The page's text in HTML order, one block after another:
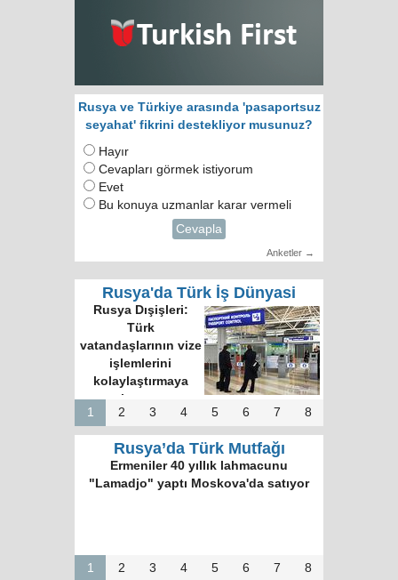
Rusya ve Türkiye arasında 'pasaportsuz
seyahat' fikrini destekliyor musunuz?
Hayır
Cevapları görmek istiyorum
Evet
Bu konuya uzmanlar karar vermeli
Cevapla
Anketler →
Rusya'da Türk İş Dünyasi
Rusya Dışişleri:
Türk
vatandaşlarının vize
işlemlerini
kolaylaştırmaya
hazırız
1
2 3 4 5 6 7 8
Rusya’da Türk Mutfağı
Ermeniler 40 yıllık lahmacunu
"Lamadjo" yaptı Moskova'da satıyor
1 2 3 4 5 6 7 8